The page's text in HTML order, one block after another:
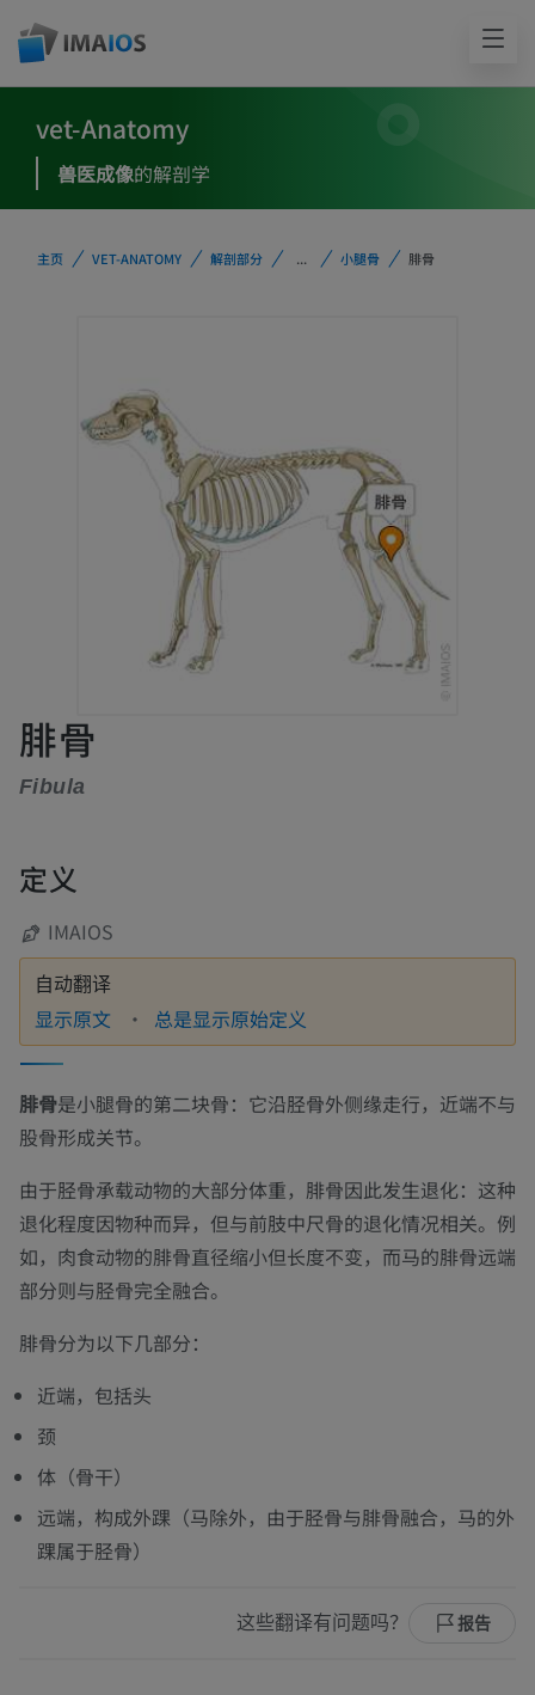
vet-Anatomy
兽医成像的解剖学
主页 VET-ANATOMY 解剖部分 ... 小腿骨 腓骨
腓骨
Fibula
定义
IMAIOS
自动翻译
显示原文 总是显示原始定义
腓骨是小腿骨的第二块骨：它沿胫骨外侧缘走行，近端不与
股骨形成关节。
由于胫骨承载动物的大部分体重，腓骨因此发生退化：这种
退化程度因物种而异，但与前肢中尺骨的退化情况相关。例
如，肉食动物的腓骨直径缩小但长度不变，而马的腓骨远端
部分则与胫骨完全融合。
腓骨分为以下几部分：
近端，包括头
颈
体（骨干）
远端，构成外踝（马除外，由于胫骨与腓骨融合，马的外
踝属于胫骨）
这些翻译有问题吗？ 报告